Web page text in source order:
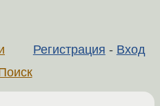
Регистрация - Вход